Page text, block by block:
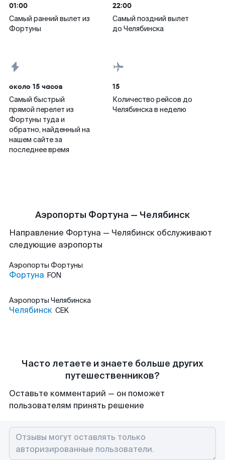
01:00
Самый ранний вылет из
Фортуны
22:00
Самый поздний вылет
до Челябинска
около 15 часов
Самый быстрый
прямой перелет из
Фортуны туда и
обратно, найденный на
нашем сайте за
последнее время
15
Количество рейсов до
Челябинска в неделю
Аэропорты Фортуна — Челябинск
Направление Фортуна — Челябинск обслуживают
следующие аэропорты
Аэропорты Фортуны
Фортуна FON
Аэропорты Челябинска
Челябинск CEK
Часто летаете и знаете больше других
путешественников?
Оставьте комментарий — он поможет
пользователям принять решение